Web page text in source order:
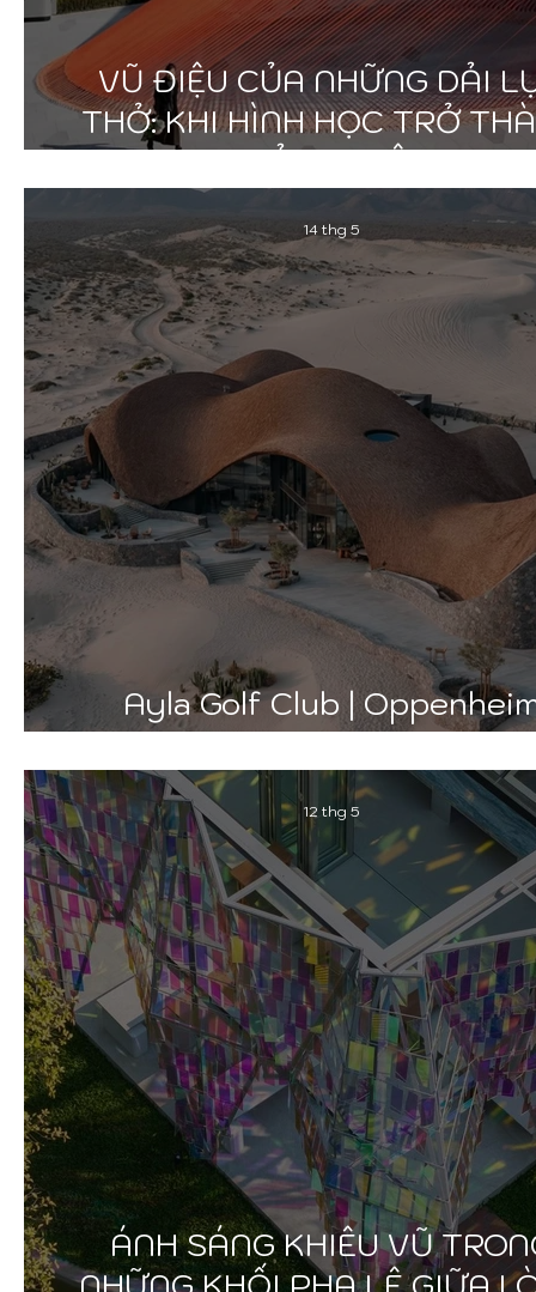
VŨ ĐIỆU CỦA NHỮNG DẢI
THỞ: KHI HÌNH HỌC TRỞ
TRẢI NGHIỆM
Ayla Golf Club |
Architecture
14 thg 5
ÁNH SÁNG KHIÊU VŨ
12 thg 5